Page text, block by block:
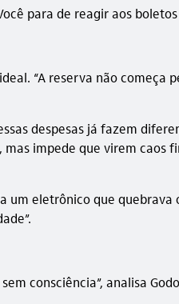
para de reagir aos
“A reserva não começa
despesas já fazem
impede que virem caos
eletrônico que
consciência”, analisa